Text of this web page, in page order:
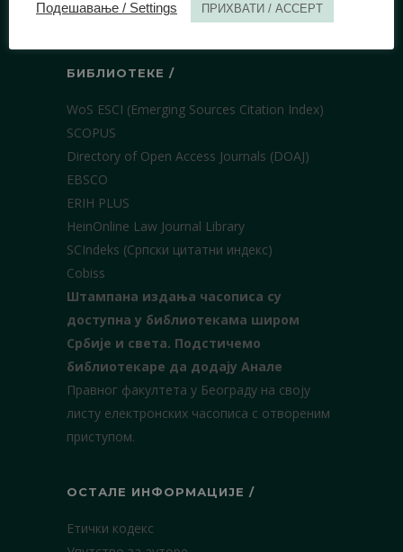
Србија
БИБЛИОТЕКЕ /
WoS ESCI (Emerging Sources Citation Index)
SCOPUS
Directory of Open Access Journals (DOAJ)
EBSCO
ERIH PLUS
HeinOnline Law Journal Library
SCIndeks (Српски цитатни индекс)
Cobiss
Штампана издања часописа су
доступна у библиотекама широм
Србије и света. Подстичемо
библиотекаре да додају Анале
Правног факултета у Београду на своју
листу електронских часописа с отвореним
приступом.
ОСТАЛЕ ИНФОРМАЦИЈЕ /
Етички кодекс
Подешавање / Settings ПРИХВАТИ / ACCEPT